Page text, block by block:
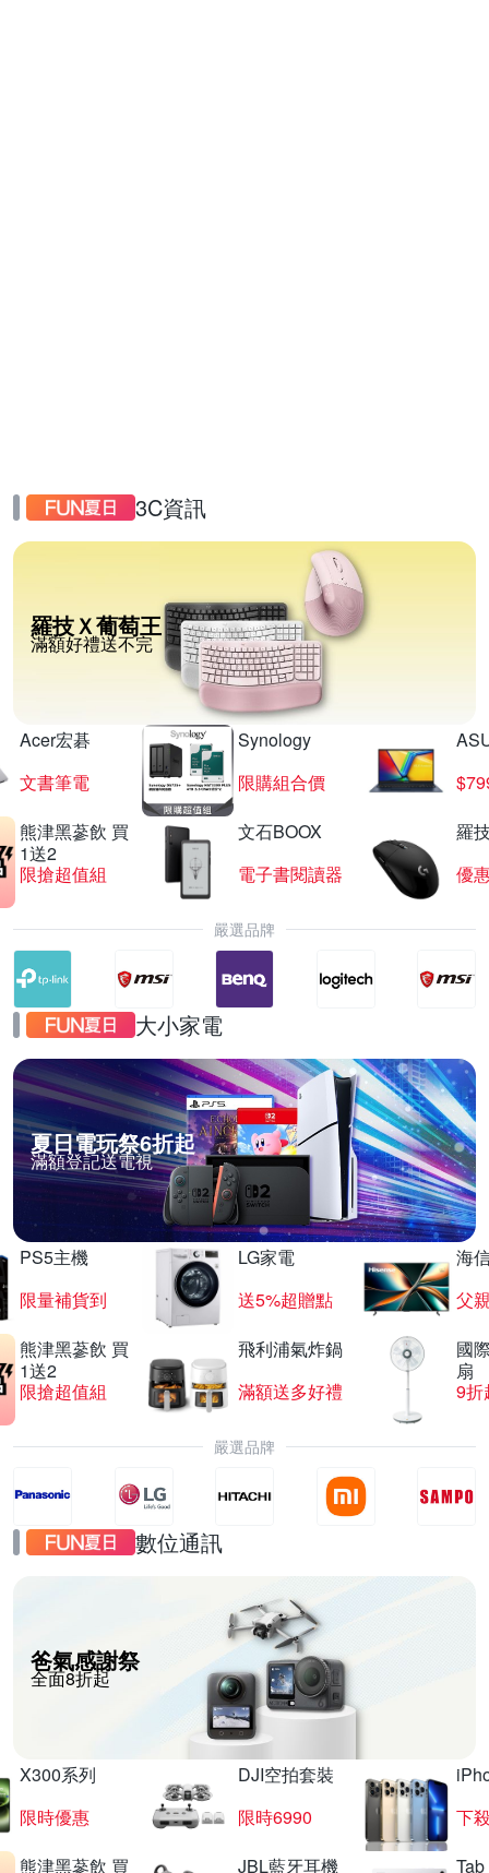
3C資訊
羅技Ｘ葡萄王
滿額好禮送不完
Acer宏碁
文書筆電
Synology
限購組合價
熊津黑蔘飲 買
1送2
限搶超值組
文石BOOX
電子書閱讀器
羅
優
嚴選品牌
大小家電
夏日電玩祭6折起
滿額登記送電視
PS5主機
限量補貨到
LG家電
送5%超贈點
海
父
熊津黑蔘飲 買
1送2
限搶超值組
飛利浦氣炸鍋
滿額送多好禮
國
扇
9折
嚴選品牌
數位通訊
爸氣感謝祭
全面8折起
X300系列
限時優惠
DJI空拍套裝
限時6990
下
熊津黑蔘飲 買
JBL藍牙耳機